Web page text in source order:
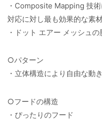
・Composite Mapping 技
対応に対し最も効果的な素
・ドット エアー メッシュ
○パターン
・立体構造により自由な動
○フードの構造
・ぴったりのフード